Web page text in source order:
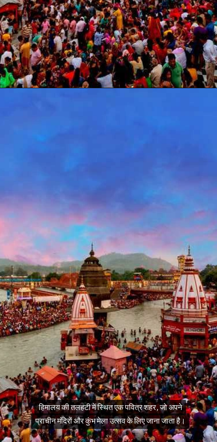
हिमालय की तलहटी में स्थित एक पवित्र शहर, जो अपने
प्राचीन मंदिरों और कुंभ मेला उत्सव के लिए जाना जाता है।
हिमालय की तलहटी में स्थित एक पवित्र शहर, जो अपने
प्राचीन मंदिरों और कुंभ मेला उत्सव के लिए जाना जाता है।